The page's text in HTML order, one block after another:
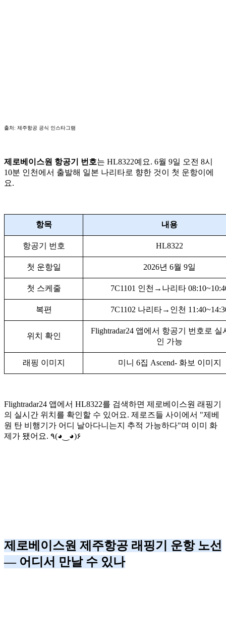
출처: 제주항공 공식 인스타그램
제로베이스원 항공기 번호는 HL8322예요. 6월 9일 오전 8시
10분 인천에서 출발해 일본 나리타로 향한 것이 첫 운항이에
요.
항목 내용
항공기 번호 HL8322
첫 운항일 2026년 6월 9일
첫 스케줄 7C1101 인천→나리타
복편 7C1102 나리타→인천
위치 확인
Flightradar24 앱에서 항공기 번호로 실
인 가능
래핑 이미지 미니 6집 Ascend- 화보 이미지
Flightradar24 앱에서 HL8322를 검색하면 제로베이스원 래핑기
의 실시간 위치를 확인할 수 있어요. 제로즈들 사이에서 "제베
원 탄 비행기가 어디 날아다니는지 추적 가능하다"며 이미 화
제가 됐어요. ٩(◕‿◕)۶
제로베이스원 제주항공 래핑기 운항 노선
— 어디서 만날 수 있나